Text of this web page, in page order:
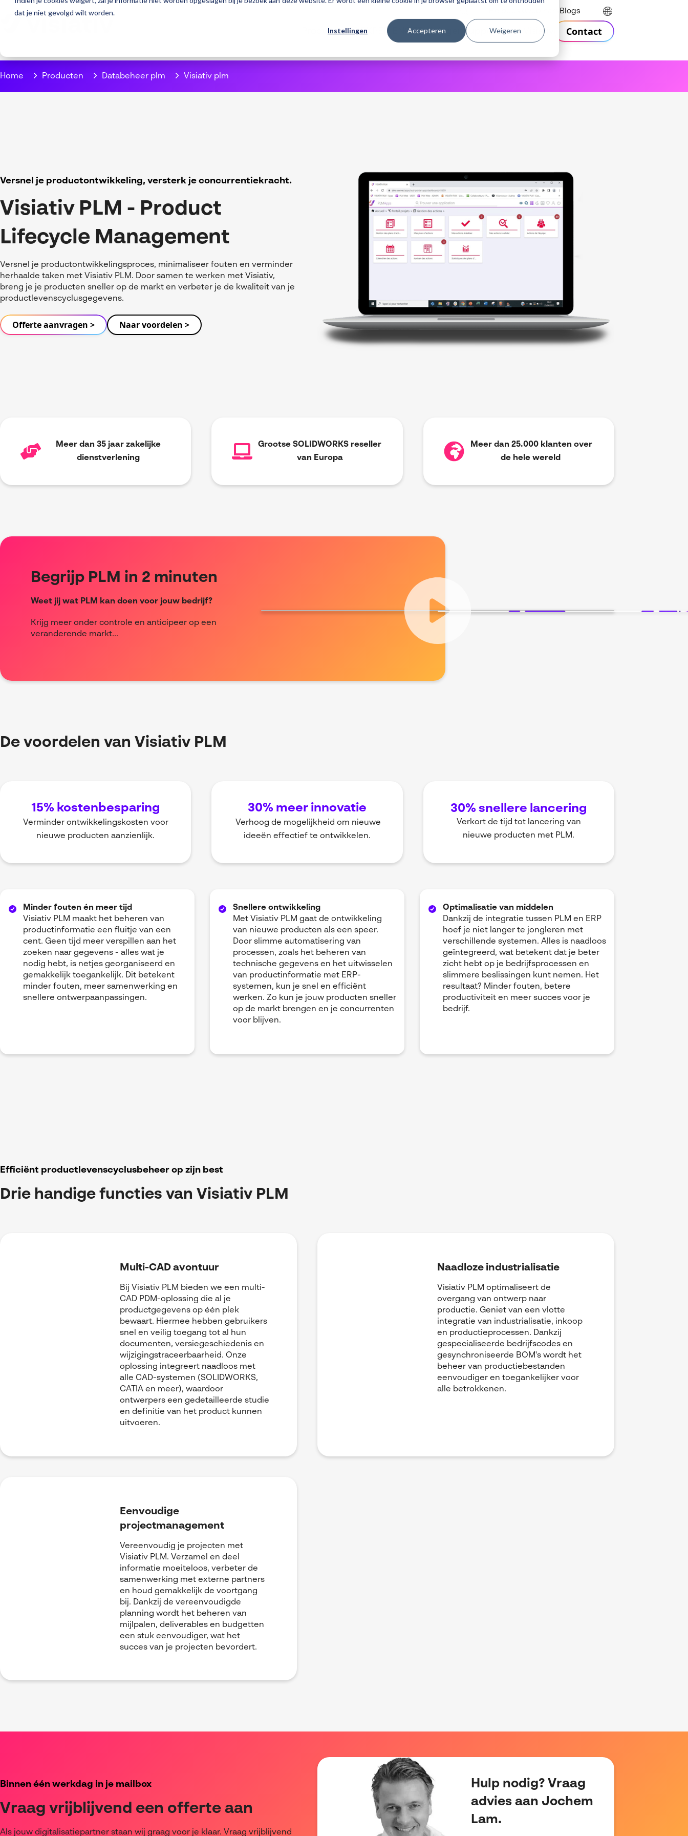
dat je niet gevolgd wilt worden.
Instellingen Accepteren Weigeren
Blogs
Producten3DEXPERIENCETrainingen SupportOver Visiativ Contact
Home Producten Databeheer plm Visiativ plm
Versnel je productontwikkeling, versterk je concurrentiekracht.
Visiativ PLM - Product
Lifecycle Management
Versnel je productontwikkelingsproces, minimaliseer fouten en verminder
herhaalde taken met Visiativ PLM. Door samen te werken met Visiativ,
breng je je producten sneller op de markt en verbeter je de kwaliteit van je
productlevenscyclusgegevens.
Offerte aanvragen > Naar voordelen >
Meer dan 35 jaar zakelijke
dienstverlening
Grootse SOLIDWORKS reseller
van Europa
Meer dan 25.000 klanten over
de hele wereld
Begrijp PLM in 2 minuten
Weet jij wat PLM kan doen voor jouw bedrijf?
Krijg meer onder controle en anticipeer op een
veranderende markt...
De voordelen van Visiativ PLM
15% kostenbesparing
Verminder ontwikkelingskosten voor
nieuwe producten aanzienlijk.
30% meer innovatie
Verhoog de mogelijkheid om nieuwe
ideeën effectief te ontwikkelen.
30% snellere lancering
Verkort de tijd tot lancering van
nieuwe producten met PLM.
Minder fouten én meer tijd
Visiativ PLM maakt het beheren van
productinformatie een fluitje van een
cent. Geen tijd meer verspillen aan het
zoeken naar gegevens - alles wat je
nodig hebt, is netjes georganiseerd en
gemakkelijk toegankelijk. Dit betekent
minder fouten, meer samenwerking en
snellere ontwerpaanpassingen.
Snellere ontwikkeling
Met Visiativ PLM gaat de ontwikkeling
van nieuwe producten als een speer.
Door slimme automatisering van
processen, zoals het beheren van
technische gegevens en het uitwisselen
van productinformatie met ERP-
systemen, kun je snel en efficiënt
werken. Zo kun je jouw producten sneller
op de markt brengen en je concurrenten
voor blijven.
Optimalisatie van middelen
Dankzij de integratie tussen PLM en ERP
hoef je niet langer te jongleren met
verschillende systemen. Alles is naadloos
geïntegreerd, wat betekent dat je beter
zicht hebt op je bedrijfsprocessen en
slimmere beslissingen kunt nemen. Het
resultaat? Minder fouten, betere
productiviteit en meer succes voor je
bedrijf.
Efficiënt productlevenscyclusbeheer op zijn best
Drie handige functies van Visiativ PLM
Multi-CAD avontuur
Bij Visiativ PLM bieden we een multi-
CAD PDM-oplossing die al je
productgegevens op één plek
bewaart. Hiermee hebben gebruikers
snel en veilig toegang tot al hun
documenten, versiegeschiedenis en
wijzigingstraceerbaarheid. Onze
oplossing integreert naadloos met
alle CAD-systemen (SOLIDWORKS,
CATIA en meer), waardoor
ontwerpers een gedetailleerde studie
en definitie van het product kunnen
uitvoeren.
Naadloze industrialisatie
Visiativ PLM optimaliseert de
overgang van ontwerp naar
productie. Geniet van een vlotte
integratie van industrialisatie, inkoop
en productieprocessen. Dankzij
gespecialiseerde bedrijfscodes en
gesynchroniseerde BOM's wordt het
beheer van productiebestanden
eenvoudiger en toegankelijker voor
alle betrokkenen.
Eenvoudige
projectmanagement
Vereenvoudig je projecten met
Visiativ PLM. Verzamel en deel
informatie moeiteloos, verbeter de
samenwerking met externe partners
en houd gemakkelijk de voortgang
bij. Dankzij de vereenvoudigde
planning wordt het beheren van
mijlpalen, deliverables en budgetten
een stuk eenvoudiger, wat het
succes van je projecten bevordert.
Binnen één werkdag in je mailbox
Vraag vrijblijvend een offerte aan
Als jouw digitalisatiepartner staan wij graag voor je klaar. Vraag vrijblijvend
Hulp nodig? Vraag
advies aan Jochem
Lam.